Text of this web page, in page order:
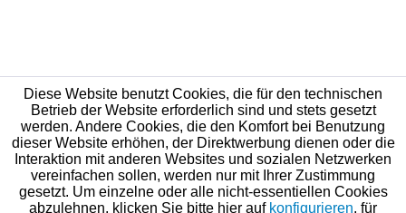
Diese Website benutzt Cookies, die für den technischen
Betrieb der Website erforderlich sind und stets gesetzt
werden. Andere Cookies, die den Komfort bei Benutzung
dieser Website erhöhen, der Direktwerbung dienen oder die
Interaktion mit anderen Websites und sozialen Netzwerken
vereinfachen sollen, werden nur mit Ihrer Zustimmung
gesetzt. Um einzelne oder alle nicht-essentiellen Cookies
abzulehnen, klicken Sie bitte hier auf konfigurieren, für